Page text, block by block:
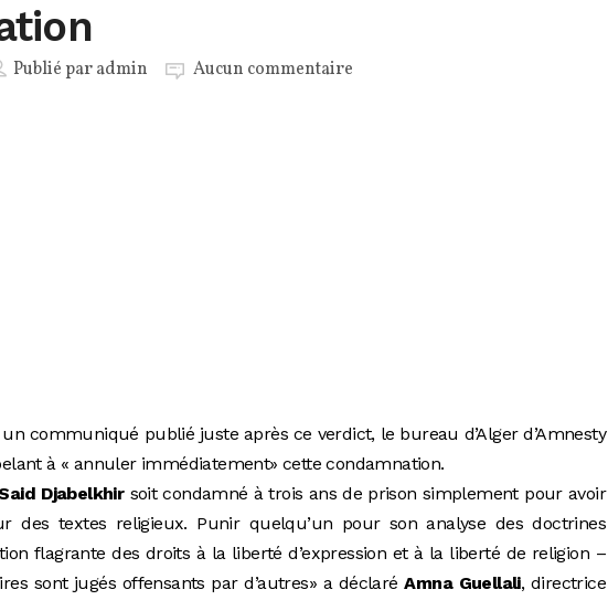
Publié paradmin Aucun commentaire
un communiqué publié juste après ce verdict, le bureau d’Alger d’Amnesty
à « annuler immédiatement» cette condamnation.
Djabelkhirsoit condamné à trois ans de prison simplement pour avoir
des textes religieux. Punir quelqu’un pour son analyse des doctrines
flagrante des droits à la liberté d’expression et à la liberté de religion –
sont jugés offensants par d’autres» a déclaréAmna Guellali, directrice